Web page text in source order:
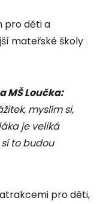
pro děti a
mateřské školy
MŠ Loučka:
myslím si,
je veliká
to budou
pro děti,